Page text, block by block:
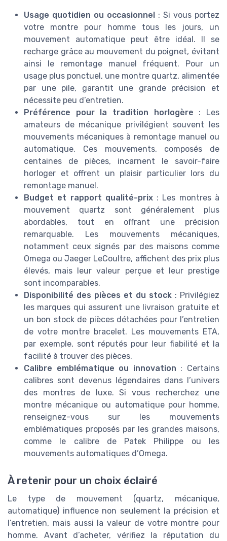
Usage quotidien ou occasionnel : Si vous portez
votre montre pour homme tous les jours, un
mouvement automatique peut être idéal. Il se
recharge grâce au mouvement du poignet, évitant
ainsi le remontage manuel fréquent. Pour un
usage plus ponctuel, une montre quartz, alimentée
par une pile, garantit une grande précision et
nécessite peu d’entretien.
Préférence pour la tradition horlogère : Les
amateurs de mécanique privilégient souvent les
mouvements mécaniques à remontage manuel ou
automatique. Ces mouvements, composés de
centaines de pièces, incarnent le savoir-faire
horloger et offrent un plaisir particulier lors du
remontage manuel.
Budget et rapport qualité-prix: Les montres à
mouvement quartz sont généralement plus
abordables, tout en offrant une précision
remarquable. Les mouvements mécaniques,
notamment ceux signés par des maisons comme
Omega ou Jaeger LeCoultre, affichent des prix plus
élevés, mais leur valeur perçue et leur prestige
sont incomparables.
Disponibilité des pièces et du stock : Privilégiez
les marques qui assurent une livraison gratuite et
un bon stock de pièces détachées pour l’entretien
de votre montre bracelet. Les mouvements ETA,
par exemple, sont réputés pour leur fiabilité et la
facilité à trouver des pièces.
Calibre emblématique ou innovation : Certains
calibres sont devenus légendaires dans l’univers
des montres de luxe. Si vous recherchez une
montre mécanique ou automatique pour homme,
renseignez-vous sur les mouvements
emblématiques proposés par les grandes maisons,
comme le calibre de Patek Philippe ou les
mouvements automatiques d’Omega.
À retenir pour un choix éclairé
Le type de mouvement (quartz, mécanique,
automatique) influence non seulement la précision et
l’entretien, mais aussi la valeur de votre montre pour
homme. Avant d’acheter, vérifiez la réputation du